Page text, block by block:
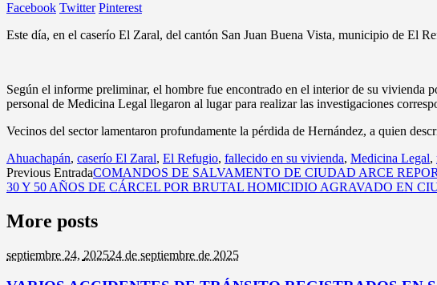
Facebook Twitter Pinterest
Este día, en el caserío El Zaral, del cantón San Juan Buena Vista, municipio de El
Según el informe preliminar, el hombre fue encontrado en el interior de su vivienda
personal de Medicina Legal llegaron al lugar para realizar las investigaciones
Vecinos del sector lamentaron profundamente la pérdida de Hernández, a quien
Ahuachapán, caserío El Zaral, El Refugio, fallecido en su vivienda, Medicina Legal,
Previous EntradaCOMANDOS DE SALVAMENTO DE CIUDAD ARCE
30 Y 50 AÑOS DE CÁRCEL POR BRUTAL HOMICIDIO AGRAVADO EN
More posts
septiembre 24, 202524 de septiembre de 2025